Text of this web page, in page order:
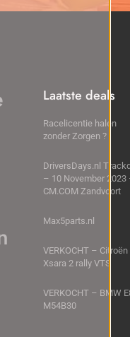
Laatste deals
Racelicentie halen
zonder Zorgen ?
DriversDays.nl
– 10 November 2023
CM.COM Zandvoort
Max5parts.nl
VERKOCHT – Citroën
Xsara 2 rally VTS
VERKOCHT – BMW
M54B30